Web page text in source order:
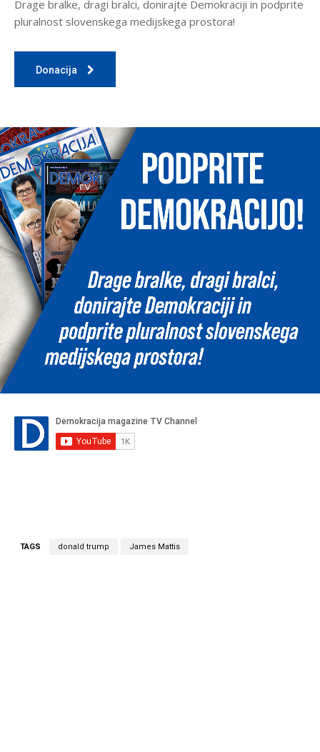
Drage bralke, dragi bralci, donirajte Demokraciji in podprite
pluralnost slovenskega medijskega prostora!
Donacija
TAGS donald trump James Mattis